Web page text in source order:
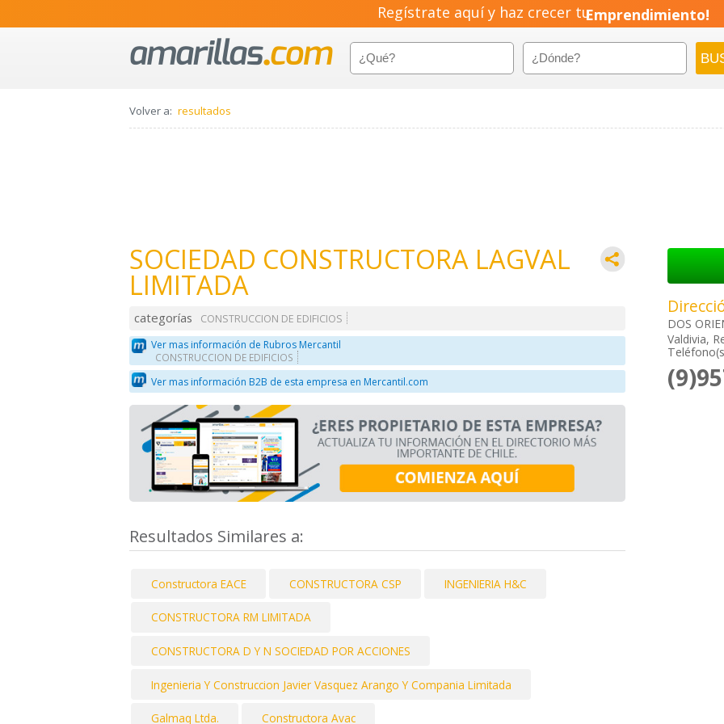
Regístrate aquí y haz crecer tuEmprendimiento!
Volver a: resultados
SOCIEDAD CONSTRUCTORA LAGVAL
LIMITADA
categorías
CONSTRUCCION DE EDIFICIOS
Ver mas información de Rubros Mercantil
CONSTRUCCION DE EDIFICIOS
Ver mas información B2B de esta empresa en Mercantil.com
Resultados Similares a:
Constructora EACE CONSTRUCTORA CSP INGENIERIA H&C
CONSTRUCTORA RM LIMITADA
CONSTRUCTORA D Y N SOCIEDAD POR ACCIONES
Ingenieria Y Construccion Javier Vasquez Arango Y Compania Limitada
Galmaq Ltda. Constructora Avac
DOS
Valdivia,